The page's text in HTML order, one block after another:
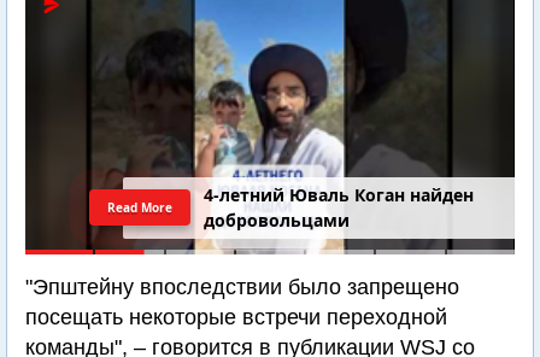
4-летний Юваль Коган найден
добровольцами
Read More
"Эпштейну впоследствии было запрещено
посещать некоторые встречи переходной
команды", – говорится в публикации WSJ со